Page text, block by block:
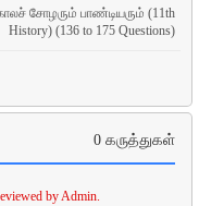
சோழரும் பாண்டியரும் (11th
History) (136 to 175 Questions)
0 கருத்துகள்
by Admin.